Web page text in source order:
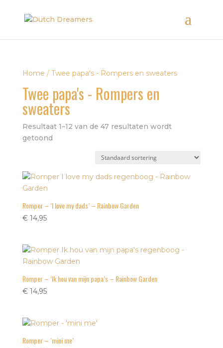
Home / Twee papa's - Rompers en sweaters
Twee papa's - Rompers en
sweaters
Resultaat 1–12 van de 47 resultaten wordt
getoond
Romper – ‘I love my dads’ – Rainbow Garden
€14,95
Romper – ‘Ik hou van mijn papa’s – Rainbow Garden
€14,95
Romper – ‘mini me’